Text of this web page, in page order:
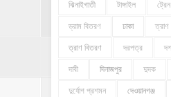
ঝিনাইগাতী টাঙ্গাইল ট্রেন
ড্রাম বিতরণ ঢাকা ত্রাণ
ত্রাণ বিতরণ দরপত্র
দাবী দিনাজপুর দুদক
দুর্যোগ প্রশমন দেওয়ানগঞ্জ